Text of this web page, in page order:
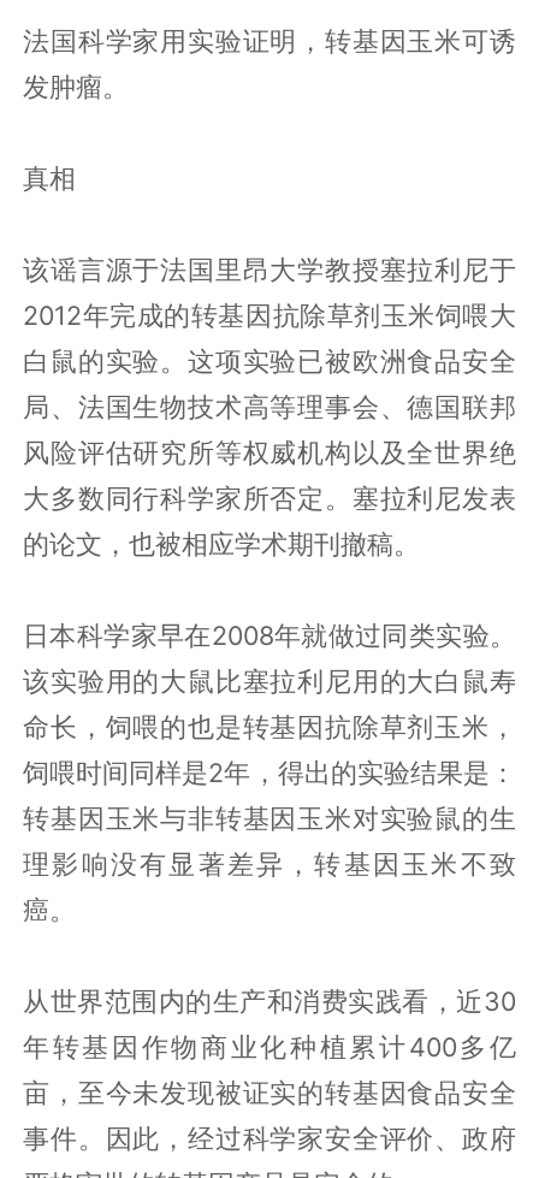
法国科学家用实验证明，转基因玉米可诱
发肿瘤。
真相
该谣言源于法国里昂大学教授塞拉利尼于
2012年完成的转基因抗除草剂玉米饲喂大
白鼠的实验。这项实验已被欧洲食品安全
局、法国生物技术高等理事会、德国联邦
风险评估研究所等权威机构以及全世界绝
大多数同行科学家所否定。塞拉利尼发表
的论文，也被相应学术期刊撤稿。
日本科学家早在2008年就做过同类实验。
该实验用的大鼠比塞拉利尼用的大白鼠寿
命长，饲喂的也是转基因抗除草剂玉米，
饲喂时间同样是2年，得出的实验结果是：
转基因玉米与非转基因玉米对实验鼠的生
理影响没有显著差异，转基因玉米不致
癌。
从世界范围内的生产和消费实践看，近30
年转基因作物商业化种植累计400多亿
亩，至今未发现被证实的转基因食品安全
事件。因此，经过科学家安全评价、政府